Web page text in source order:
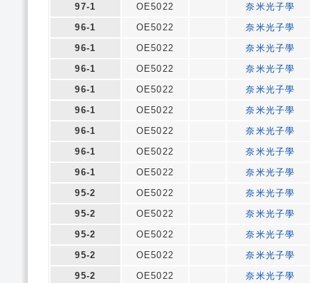
97-1
OE5022
奈米光子學
96-1
OE5022
奈米光子學
96-1
OE5022
奈米光子學
96-1
OE5022
奈米光子學
96-1
OE5022
奈米光子學
96-1
OE5022
奈米光子學
96-1
OE5022
奈米光子學
96-1
OE5022
奈米光子學
96-1
OE5022
奈米光子學
95-2
OE5022
奈米光子學
95-2
OE5022
奈米光子學
95-2
OE5022
奈米光子學
95-2
OE5022
奈米光子學
95-2
OE5022
奈米光子學